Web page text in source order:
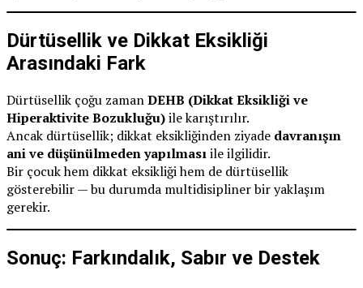
Dürtüsellik ve Dikkat Eksikliği
Arasındaki Fark
Dürtüsellik çoğu zamanDEHB (Dikkat Eksikliği ve
Hiperaktivite Bozukluğu)ile karıştırılır.
Ancak dürtüsellik; dikkat eksikliğinden ziyade davranışın
ani ve düşünülmeden yapılmasıile ilgilidir.
Bir çocuk hem dikkat eksikliği hem de dürtüsellik
gösterebilir — bu durumda multidisipliner bir yaklaşım
gerekir.
Sonuç: Farkındalık, Sabır ve Destek